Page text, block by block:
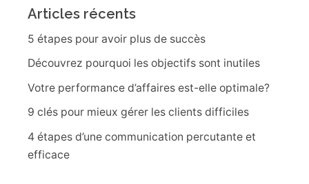
Articles récents
5 étapes pour avoir plus de succès
Découvrez pourquoi les objectifs sont inutiles
Votre performance d’affaires est-elle optimale?
9 clés pour mieux gérer les clients difficiles
4 étapes d’une communication percutante et
efficace